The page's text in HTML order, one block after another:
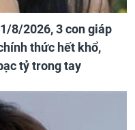
8/2026, 3 con giáp
thức hết khổ,
tỷ trong tay